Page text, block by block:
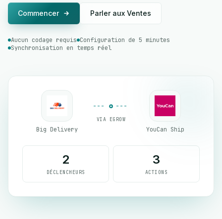
Commencer Parler aux Ventes
Aucun codage requis Configuration de 5 minutes
Synchronisation en temps réel
Big Delivery
VIA EGROW
YouCan Ship
2
DÉCLENCHEURS
3
ACTIONS